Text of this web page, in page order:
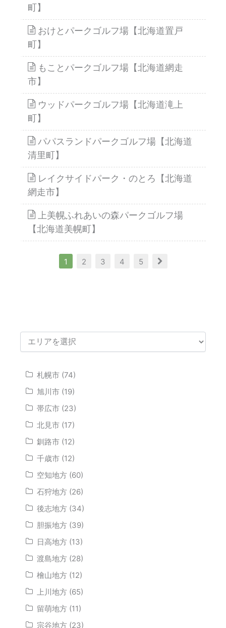
町】
おけとパークゴルフ場【北海道置戸
町】
もことパークゴルフ場【北海道網走
市】
ウッドパークゴルフ場【北海道滝上
町】
パパスランドパークゴルフ場【北海道
清里町】
レイクサイドパーク・のとろ【北海道
網走市】
上美幌ふれあいの森パークゴルフ場
【北海道美幌町】
1 2 3 4 5
札幌市 (74)
旭川市 (19)
帯広市 (23)
北見市 (17)
釧路市 (12)
千歳市 (12)
空知地方 (60)
石狩地方 (26)
後志地方 (34)
胆振地方 (39)
日高地方 (13)
渡島地方 (28)
檜山地方 (12)
上川地方 (65)
留萌地方 (11)
宗谷地方 (23)